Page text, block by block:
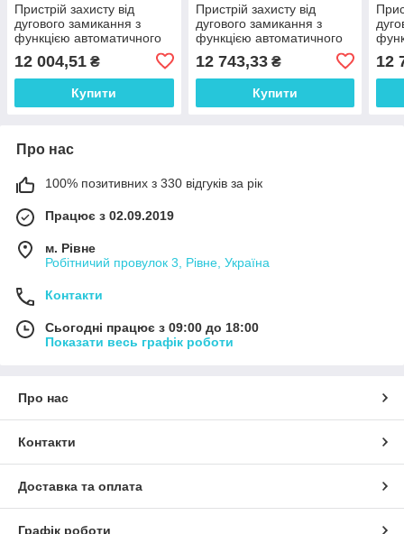
Пристрій захисту від
дугового замикання з
функцією автоматичного
вимикача диференційного
струму, iCV40N
12 004,51 ₴
Купити
Пристрій захисту від
дугового замикання з
функцією автоматичного
вимикача диференційного
струму, iCV40N
12 743,33₴
Купити
12
Про нас
100% позитивних з 330 відгуків за рік
Працює з 02.09.2019
м. Рівне
Робітничий провулок 3, Рівне, Україна
Контакти
Сьогодні працює з 09:00 до 18:00
Показати весь графік роботи
Про нас
Контакти
Доставка та оплата
Графік роботи